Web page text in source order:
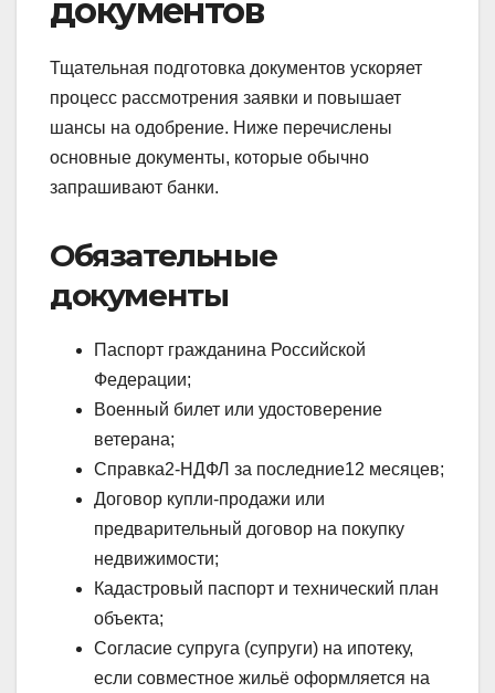
документов
Тщательная подготовка документов ускоряет
процесс рассмотрения заявки и повышает
шансы на одобрение. Ниже перечислены
основные документы, которые обычно
запрашивают банки.
Обязательные
документы
Паспорт гражданина Российской
Федерации;
Военный билет или удостоверение
ветерана;
Справка2‑НДФЛ за последние12 месяцев;
Договор купли‑продажи или
предварительный договор на покупку
недвижимости;
Кадастровый паспорт и технический план
объекта;
Согласие супруга (супруги) на ипотеку,
если совместное жильё оформляется на